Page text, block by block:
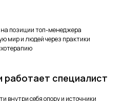
на позиции топ-менеджера
мир и людей через практики
работает специалист
внутри себя опору и источники